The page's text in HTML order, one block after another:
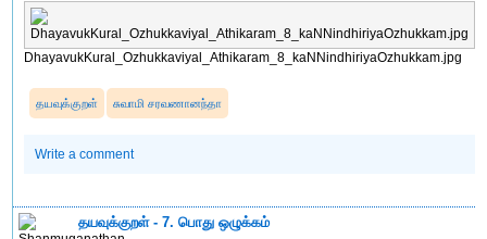
DhayavukKural_Ozhukkaviyal_Athikaram_8_kaNNindhiriyaOzhukkam.jpg
தயவுக்குறள் சுவாமி சரவணானந்தா
Write a comment
தயவுக்குறள் - 7. பொது ஒழுக்கம்